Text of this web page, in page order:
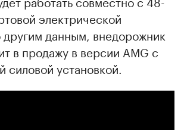
/ 00:00
электрической
данным, внедорожник
в продажу в версии AMG с
установкой.